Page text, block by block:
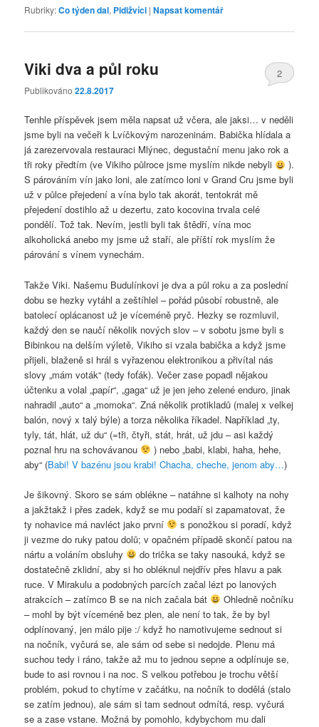
Rubriky:Co týden dal, Pidižvíci |Napsat komentář
Viki dva a půl roku
Publikováno22.8.2017
2
Tenhle příspěvek jsem měla napsat už včera, ale jaksi… v neděli
jsme byli na večeři k Lvíčkovým narozeninám. Babička hlídala a
já zarezervovala restauraci Mlýnec, degustační menu jako rok a
tři roky předtím (ve Vikiho půlroce jsme myslím nikde nebyli
).
S párováním vín jako loni, ale zatímco loni v Grand Cru jsme byli
už v půlce přejedení a vína bylo tak akorát, tentokrát mě
přejedení dostihlo až u dezertu, zato kocovina trvala celé
pondělí. Tož tak. Nevím, jestli byli tak štědří, vína moc
alkoholická anebo my jsme už staří, ale příští rok myslím že
párování s vínem vynechám.
Takže Viki. Našemu Budulínkovi je dva a půl roku a za poslední
dobu se hezky vytáhl a zeštíhlel – pořád působí robustně, ale
batolecí oplácanost už je víceméně pryč. Hezky se rozmluvil,
každý den se naučí několik nových slov – v sobotu jsme byli s
Bibinkou na delším výletě, Vikiho si vzala babička a když jsme
přijeli, blaženě si hrál s vyřazenou elektronikou a přivítal nás
slovy „mám voták“ (tedy foťák). Večer zase popadl nějakou
účtenku a volal „papír“, „gaga“ už je jen jeho zelené enduro, jinak
nahradil „auto“ a „momoka“. Zná několik protikladů (malej x velkej
balón, nový x talý býle) a torza několika říkadel. Například „ty,
tyly, tát, hlát, už du“ (=tři, čtyři, stát, hrát, už jdu – asi každý
poznal hru na schovávanou
) nebo „babi, klabi, haha, hehe,
aby“ (Babi! V bazénu jsou krabi! Chacha, cheche, jenom aby…)
Je šikovný. Skoro se sám oblékne – natáhne si kalhoty na nohy
a jakžtakž i přes zadek, když se mu podaří si zapamatovat, že
ty nohavice má navléct jako první
s ponožkou si poradí, když
ji vezme do ruky patou dolů; v opačném případě skončí patou na
nártu a voláním obsluhy
do trička se taky nasouká, když se
dostatečně zklidní, aby si ho obléknul nejdřív přes hlavu a pak
ruce. V Mirakulu a podobných parcích začal lézt po lanových
atrakcích – zatímco B se na nich začala bát
Ohledně nočníku
– mohl by být víceméně bez plen, ale není to tak, že by byl
odplínovaný, jen málo pije :/ když ho namotivujeme sednout si
na nočník, vyčurá se, ale sám od sebe si nedojde. Plenu má
suchou tedy i ráno, takže až mu to jednou sepne a odplínuje se,
bude to asi rovnou i na noc. S velkou potřebou je trochu větší
problém, pokud to chytíme v začátku, na nočník to dodělá (stalo
se zatím jednou), ale sám si tam sednout odmítá, resp. vyčurá
se a zase vstane. Možná by pomohlo, kdybychom mu dali